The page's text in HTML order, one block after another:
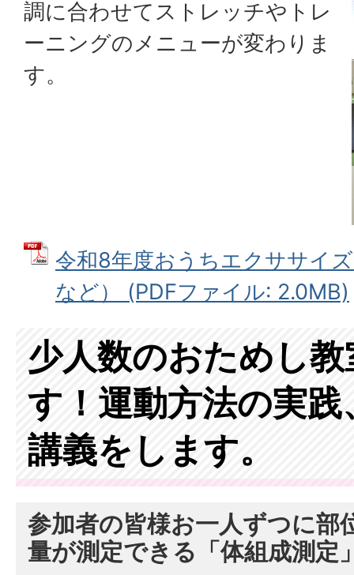
調に合わせてストレッチやトレ
ーニングのメニューが変わりま
す。
令和8年度おうちエクササイ
など） (PDFファイル: 2.0MB)
少人数のおためし
す！運動方法の実
講義をします。
参加者の皆様お一人ずつに部
量が測定できる「体組成測定